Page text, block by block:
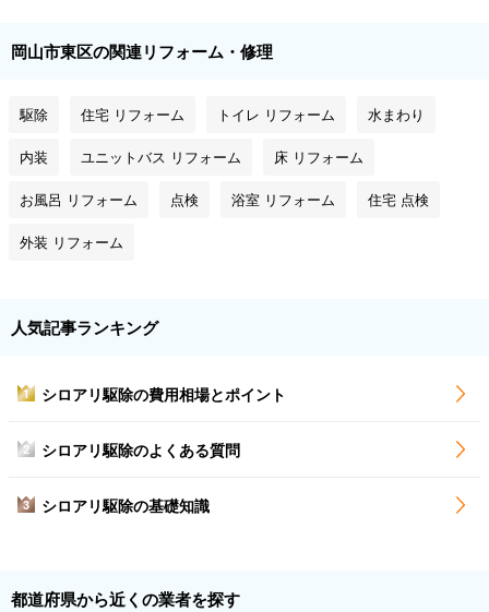
岡山市東区の関連リフォーム・修理
駆除 住宅 リフォーム トイレ リフォーム 水まわり
内装 ユニットバス リフォーム 床 リフォーム
お風呂 リフォーム 点検 浴室 リフォーム 住宅 点検
外装 リフォーム
人気記事ランキング
1 シロアリ駆除の費用相場とポイント
2 シロアリ駆除のよくある質問
3 シロアリ駆除の基礎知識
都道府県から近くの業者を探す